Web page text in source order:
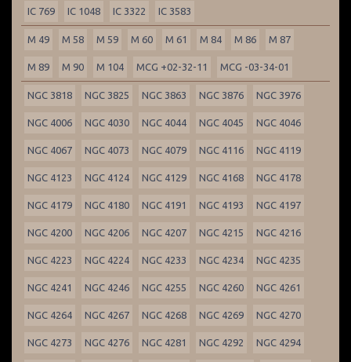
IC 769 IC 1048 IC 3322 IC 3583
M 49 M 58 M 59 M 60 M 61 M 84 M 86 M 87
M 89 M 90 M 104 MCG +02-32-11 MCG -03-34-01
NGC 3818 NGC 3825 NGC 3863 NGC 3876 NGC 3976
NGC 4006 NGC 4030 NGC 4044 NGC 4045 NGC 4046
NGC 4067 NGC 4073 NGC 4079 NGC 4116 NGC 4119
NGC 4123 NGC 4124 NGC 4129 NGC 4168 NGC 4178
NGC 4179 NGC 4180 NGC 4191 NGC 4193 NGC 4197
NGC 4200 NGC 4206 NGC 4207 NGC 4215 NGC 4216
NGC 4223 NGC 4224 NGC 4233 NGC 4234 NGC 4235
NGC 4241 NGC 4246 NGC 4255 NGC 4260 NGC 4261
NGC 4264 NGC 4267 NGC 4268 NGC 4269 NGC 4270
NGC 4273 NGC 4276 NGC 4281 NGC 4292 NGC 4294